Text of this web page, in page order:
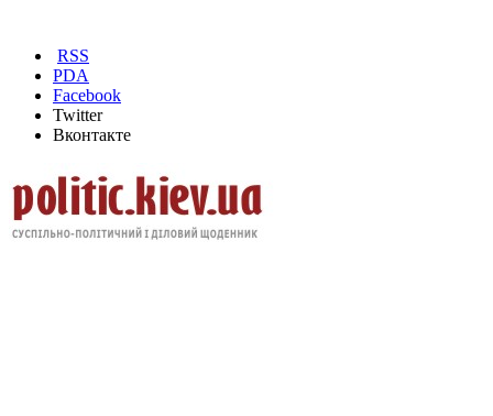
RSS
PDA
Facebook
Twitter
Вконтакте